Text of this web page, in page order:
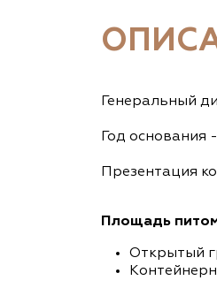
Генеральный
Год основания
Презентация
Площадь
Открытый